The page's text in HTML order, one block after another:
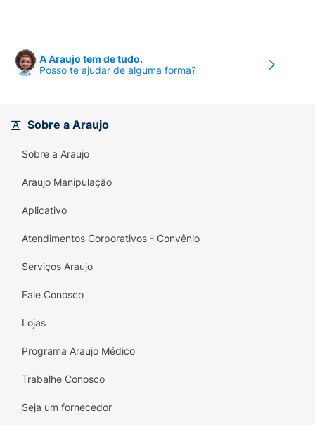
A Araujo tem de tudo.
Posso te ajudar de alguma forma?
Sobre a Araujo
Sobre a Araujo
Araujo Manipulação
Aplicativo
Atendimentos Corporativos - Convênio
Serviços Araujo
Fale Conosco
Lojas
Programa Araujo Médico
Trabalhe Conosco
Seja um fornecedor